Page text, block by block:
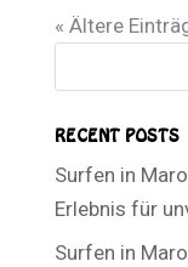
« Ältere
RECENT POSTS
Surfen in
Erlebnis für
Surfen in